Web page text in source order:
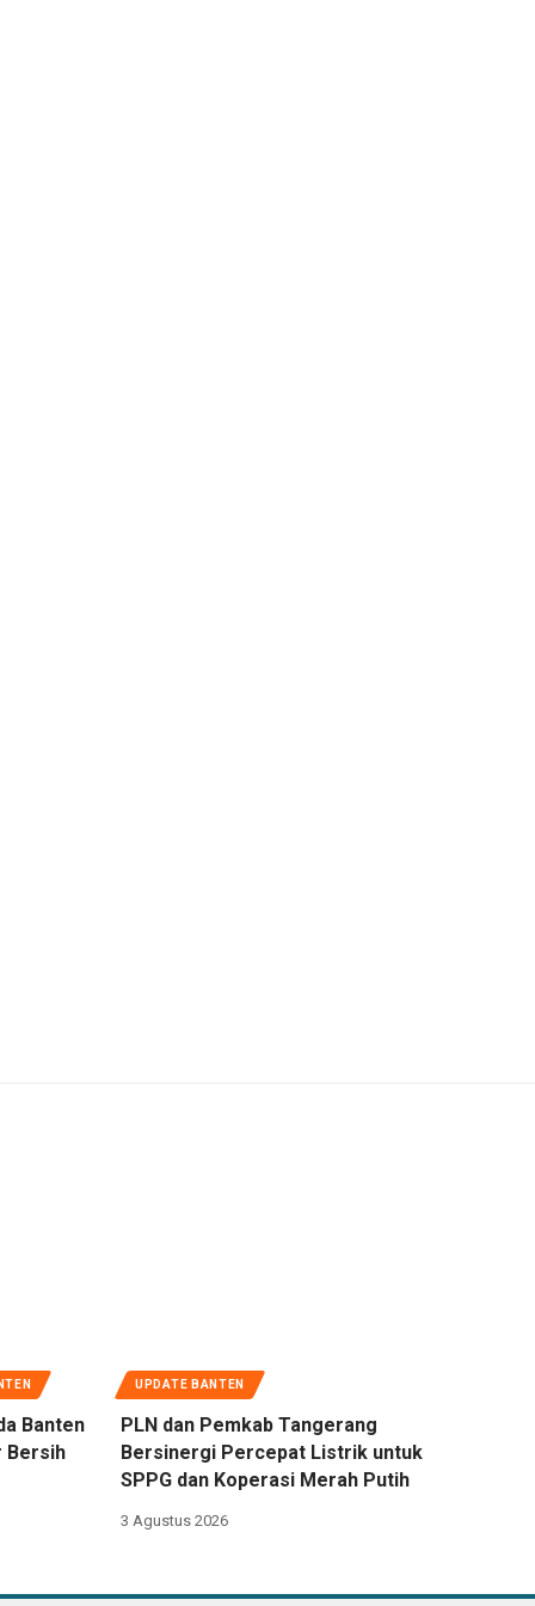
Banten
Bersih
UPDATE BANTEN
PLN dan Pemkab Tangerang
Bersinergi Percepat Listrik untuk
SPPG dan Koperasi Merah Putih
3 Agustus 2026